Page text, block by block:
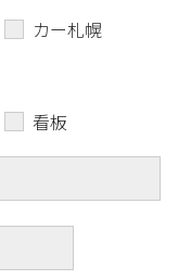
カー札幌
看板